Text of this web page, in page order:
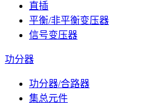
直插
平衡/非平衡变压器
信号变压器
功分器
功分器/合路器
集总元件